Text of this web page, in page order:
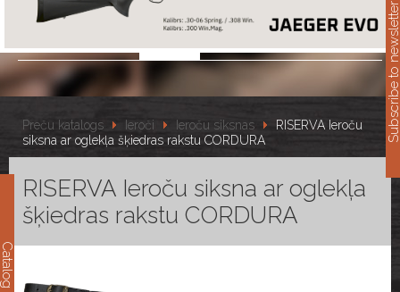
Catalog
Preču katalogs Ieroči Ieroču siksnas
RISERVA Ieroču
siksna ar oglekļa šķiedras rakstu CORDURA
RISERVA Ieroču siksna ar oglekļa
šķiedras rakstu CORDURA
Subscribe